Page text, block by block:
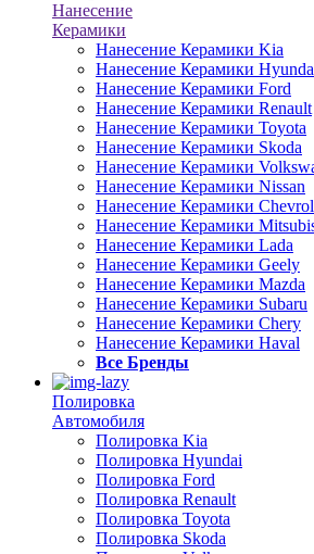
Нанесение
Керамики
Нанесение Керамики Kia
Нанесение Керамики
Нанесение Керамики Ford
Нанесение Керамики Renault
Нанесение Керамики Toyota
Нанесение Керамики Skoda
Нанесение Керамики
Нанесение Керамики Nissan
Нанесение Керамики
Нанесение Керамики
Нанесение Керамики Lada
Нанесение Керамики Geely
Нанесение Керамики Mazda
Нанесение Керамики Subaru
Нанесение Керамики Chery
Нанесение Керамики Haval
Все Бренды
Полировка
Автомобиля
Полировка Kia
Полировка Hyundai
Полировка Ford
Полировка Renault
Полировка Toyota
Полировка Skoda